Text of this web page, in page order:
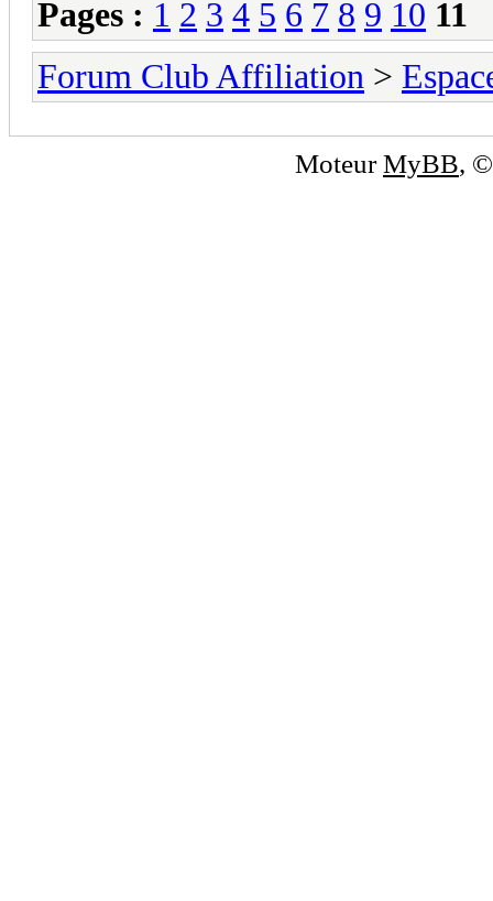
Pages : 1 2 3 4 5 6 7 8 9 10 11
Forum Club Affiliation >
MoteurMyBB,